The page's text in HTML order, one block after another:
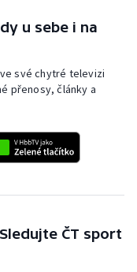
u sebe i na
ve své chytré televizi
přenosy, články a
ČT sport